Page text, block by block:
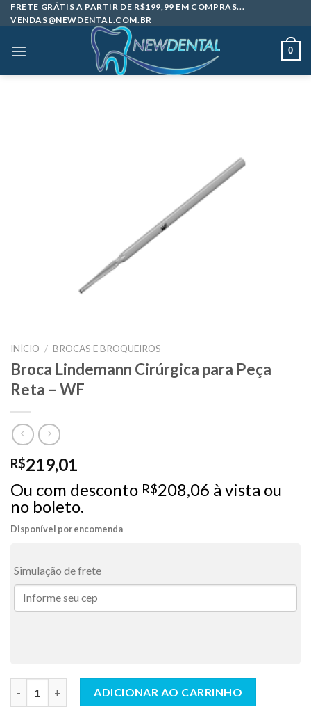
Skip
to
FRETE GRÁTIS A PARTIR DE R$199,99 EM COMPRAS...
VENDAS@NEWDENTAL.COM.BR
0
INÍCIO / BROCAS E BROQUEIROS
Broca Lindemann Cirúrgica para Peça
Reta – WF
R$219,01
Ou com desconto R$208,06 à vista ou
no boleto.
Disponível por encomenda
Simulação de frete
ADICIONAR AO CARRINHO